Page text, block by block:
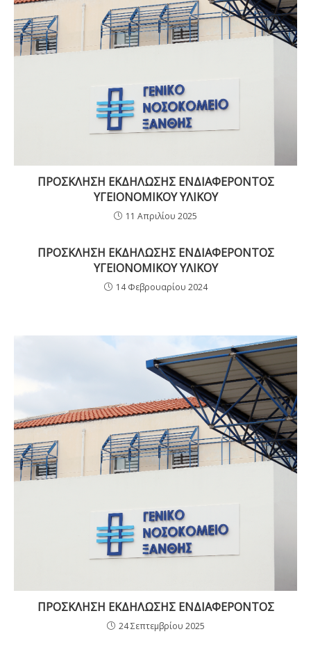
ΠΡΟΣΚΛΗΣΗ ΕΚΔΗΛΩΣΗΣ ΕΝΔΙΑΦΕΡΟΝΤΟΣ
ΥΓΕΙΟΝΟΜΙΚΟΥ ΥΛΙΚΟΥ
11 Απριλίου 2025
ΠΡΟΣΚΛΗΣΗ ΕΚΔΗΛΩΣΗΣ ΕΝΔΙΑΦΕΡΟΝΤΟΣ
ΥΓΕΙΟΝΟΜΙΚΟΥ ΥΛΙΚΟΥ
14 Φεβρουαρίου 2024
ΠΡΟΣΚΛΗΣΗ ΕΚΔΗΛΩΣΗΣ ΕΝΔΙΑΦΕΡΟΝΤΟΣ
24 Σεπτεμβρίου 2025